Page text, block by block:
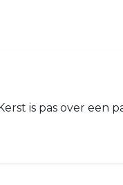
is pas over een